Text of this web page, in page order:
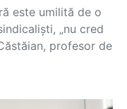
este umilită de o
„nu cred
profesor de